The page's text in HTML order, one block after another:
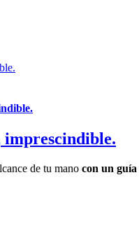
imprescindible.
de tu mano con un guía